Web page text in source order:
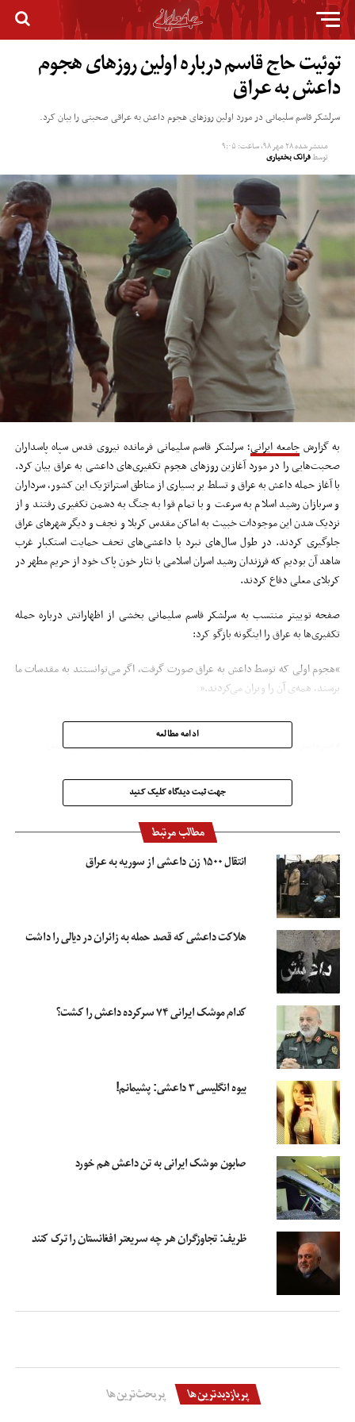
توئیت حاج قاسم درباره اولین روزهای هجوم
داعش به عراق
سرلشکر قاسم سلیمانی در مورد اولین روزهای هجوم داعش به عراقی صحبتی را بیان کرد.
منتشر شده۲۸ مهر ۹۸, ساعت: ۹:۰۵
توسطفرانک بختیاری
به گزارشجامعه ایرانی؛ سرلشکر قاسم سلیمانی فرمانده نیروی قدس سپاه پاسداران
صحبت‌هایی را در مورد آغازین روزهای هجوم تکفیری‌های داعشی به عراق بیان کرد.
با آغاز حمله داعش به عراق و تسلط بر بسیاری از مناطق استراتژیک این کشور، سرداران
و سربازان رشید اسلام به سرعت و با تمام قوا به جنگ به دشمن تکفیری رفتند و از
نزدیک شدن این موجودات خبیث به اماکن مقدس کربلا و نجف و دیگر شهرهای عراق
جلوگیری کردند. در طول سال‌های نبرد با داعشی‌های تحف حمایت استکبار غرب
شاهد آن بودیم که فرزندان رشید اسران اسلامی با نثار خون پاک خود از حریم مطهر در
کربلای معلی دفاع کردند.
صفحه توییتر منتسب به سرلشکر قاسم سلیمانی بخشی از اظهاراتش درباره حمله
تکفیری‌ها به عراق را اینگونه بازگو کرد:
“هجوم اولی که توسط داعش به عراق صورت گرفت، اگر می‌توانستند به مقدسات ما
برسند، همه‌ی آن را ویران می‌کردند.”
تروریست‌های تکفیری داعش توییت حاج قاسم
جریان تکفیری داعش
جهت ثبت دیدگاه کلیک کنید
ادامه مطالعه
مطالب مرتبط
انتقال ۱۵۰۰ زن داعشی از سوریه به عراق
هلاکت داعشی که قصد حمله به زائران در دیالی را داشت
کدام موشک ایرانی ۷۴ سرکرده داعش را کشت؟
بیوه انگلیسی ۳ داعشی: پشیمانم!
صابون موشک ایرانی به تن داعش هم خورد
ظریف: تجاوزگران هر چه سریعتر افغانستان را ترک کنند
پربازدیدترین‌ها پربحث‌ترین‌ها